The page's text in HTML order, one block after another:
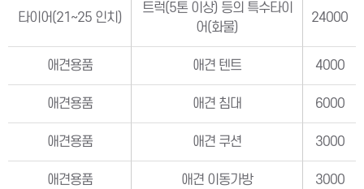
타이어(21∼25 인치)
트럭(5톤 이상) 등의 특수타이
어(화물)
24000
애견용품 애견 텐트 4000
애견용품 애견 침대 6000
애견용품 애견 쿠션 3000
애견용품 애견 이동가방 3000